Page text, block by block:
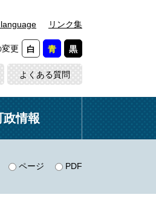
リンク集
更 白 青 黒
よくある質問
政情報
ページ PDF